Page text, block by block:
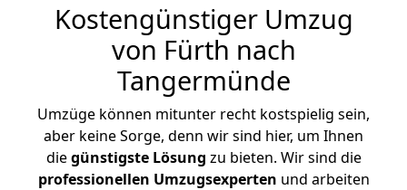
Kostengünstiger Umzug
von Fürth nach
Tangermünde
Umzüge können mitunter recht kostspielig sein,
aber keine Sorge, denn wir sind hier, um Ihnen
diegünstigste Lösung zu bieten. Wir sind die
professionellen Umzugsexperten und arbeiten